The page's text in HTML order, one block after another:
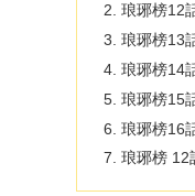
琅琊榜12
琅琊榜13
琅琊榜14
琅琊榜15
琅琊榜16
琅琊榜 12